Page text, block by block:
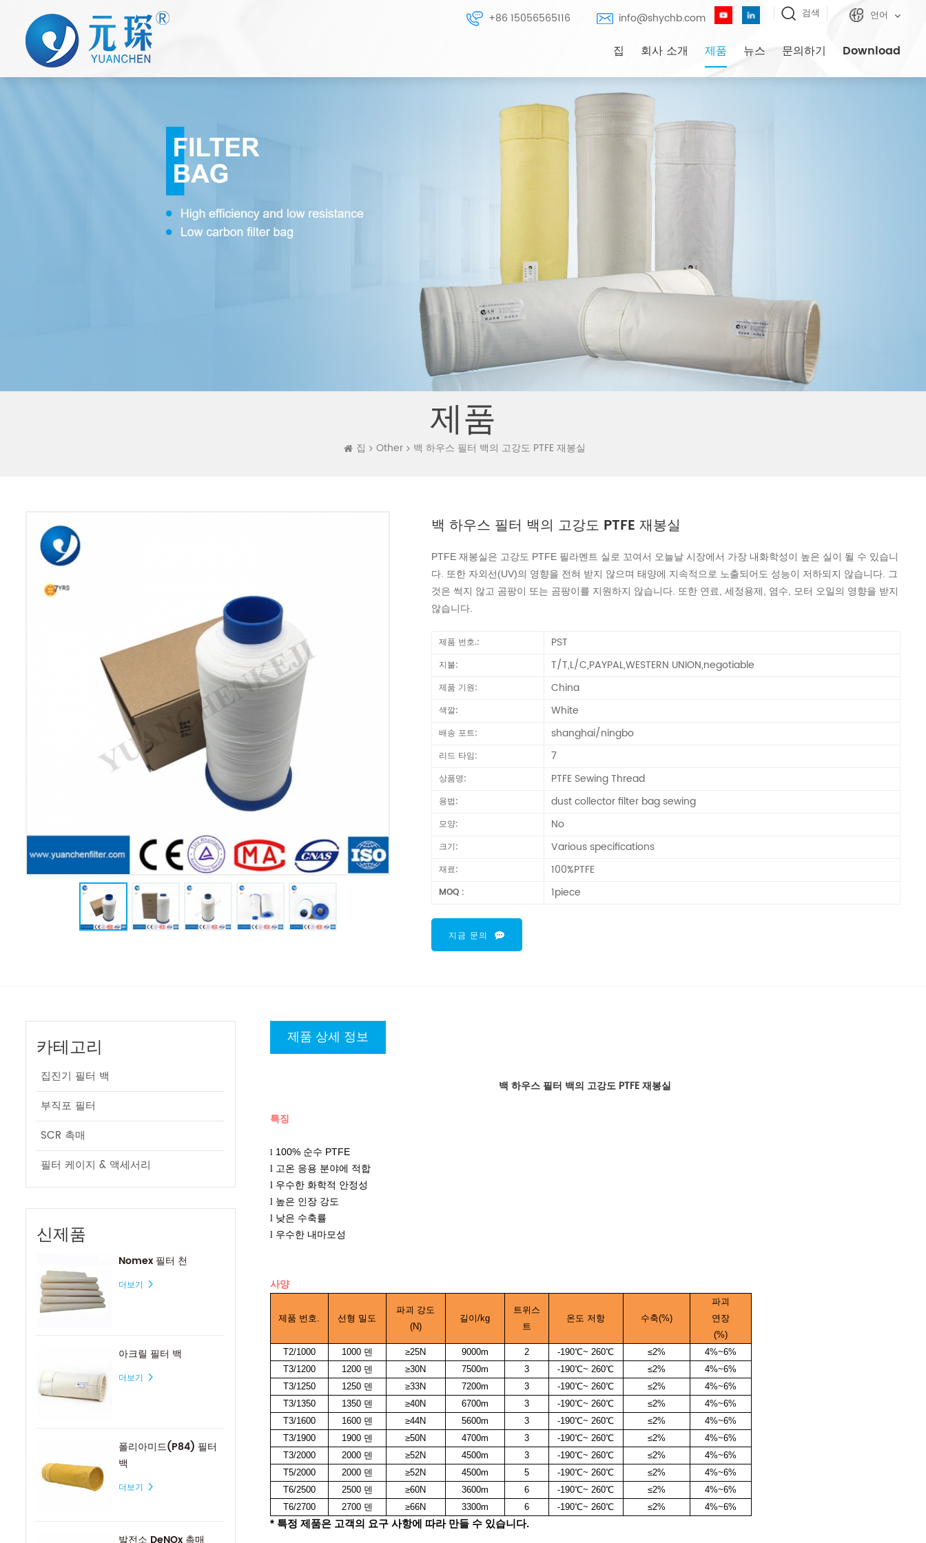
+86 15056565116 info@shychb.com 검색 언어
집 회사 소개 제품 뉴스 문의하기 Download
제품
집 Other 백 하우스 필터 백의 고강도 PTFE 재봉실
백 하우스 필터 백의 고강도 PTFE 재봉실
PTFE 재봉실은 고강도 PTFE 필라멘트 실로 꼬여서 오늘날 시장에서 가장 내화학성이 높은 실이 될 수 있습니
다. 또한 자외선(UV)의 영향을 전혀 받지 않으며 태양에 지속적으로 노출되어도 성능이 저하되지 않습니다. 그
것은 썩지 않고 곰팡이 또는 곰팡이를 지원하지 않습니다. 또한 연료, 세정용제, 염수, 모터 오일의 영향을 받지
않습니다.
제품 번호.: PST
지불: T/T,L/C,PAYPAL,WESTERN UNION,negotiable
제품 기원: China
색깔: White
배송 포트: shanghai/ningbo
리드 타임: 7
상품명: PTFE Sewing Thread
용법: dust collector filter bag sewing
모양: No
크기: Various specifications
재료: 100%PTFE
MOQ : 1piece
지금 문의
카테고리
집진기 필터 백
부직포 필터
SCR 촉매
필터 케이지 & 액세서리
신제품
Nomex 필터 천
더보기
아크릴 필터 백
더보기
폴리아미드(P84) 필터
백
더보기
제품 상세 정보
백 하우스 필터 백의 고강도 PTFE 재봉실
특징
l 100% 순수 PTFE
l 고온 응용 분야에 적합
l 우수한 화학적 안정성
l 높은 인장 강도
l 낮은 수축률
l 우수한 내마모성
사양
제품 번호. 선형 밀도
파괴 강도
(N)
길이/kg
트위스
트
온도 저항 수축(%)
파괴
연장
(%)
T2/1000
1000 덴 ≥25N 9000m 2 -190℃~ 260℃ ≤2% 4%~6%
T3/1200
1200 덴 ≥30N 7500m 3 -190℃~ 260℃ ≤2% 4%~6%
T3/1250
1250 덴 ≥33N 7200m 3 -190℃~ 260℃ ≤2% 4%~6%
T3/1350
1350 덴 ≥40N 6700m 3 -190℃~ 260℃ ≤2% 4%~6%
T3/1600
1600 덴 ≥44N 5600m 3 -190℃~ 260℃ ≤2% 4%~6%
T3/1900
1900 덴 ≥50N 4700m 3 -190℃~ 260℃ ≤2% 4%~6%
T3/2000
2000 덴 ≥52N 4500m 3 -190℃~ 260℃ ≤2% 4%~6%
T5/2000
2000 덴 ≥52N 4500m 5 -190℃~ 260℃ ≤2% 4%~6%
T6/2500
2500 덴 ≥60N 3600m 6 -190℃~ 260℃ ≤2% 4%~6%
T6/2700
2700 덴 ≥66N 3300m 6 -190℃~ 260℃ ≤2% 4%~6%
*특정 제품은 고객의 요구 사항에 따라 만들 수 있습니다.